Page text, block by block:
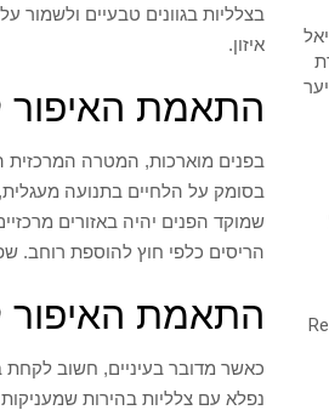
בצלליות בגוונים טבעיים ולשמור
איזון.
התאמת האיפור
בפנים מוארכות, המטרה המרכזית
בסומק על הלחיים בתנועה
שמוקד הפנים יהיה באזורים
הריסים כלפי חוץ להוספת רוחב.
התאמת האיפור
כאשר מדובר בעיניים, חשוב לקחת
נפלא עם צלליות בהירות